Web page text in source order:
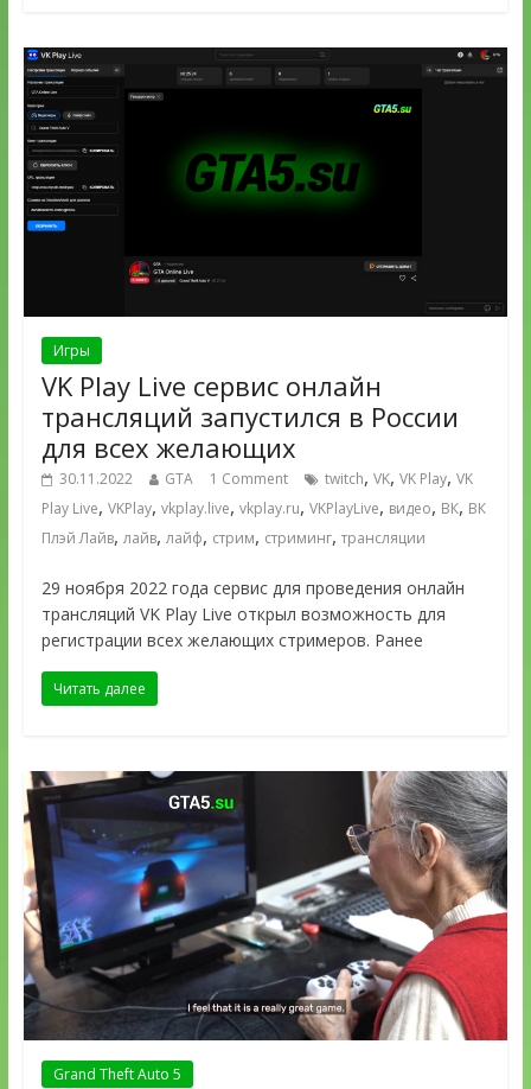
Игры
VK Play Live сервис онлайн
трансляций запустился в России
для всех желающих
30.11.2022 GTA 1 Comment twitch, VK, VK Play, VK
Play Live, VKPlay, vkplay.live, vkplay.ru, VKPlayLive, видео, ВК, ВК
Плэй Лайв, лайв, лайф, стрим, стриминг, трансляции
29 ноября 2022 года сервис для проведения онлайн
трансляций VK Play Live открыл возможность для
регистрации всех желающих стримеров. Ранее
Читать далее
Grand Theft Auto 5